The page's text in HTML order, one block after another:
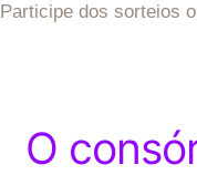
Participe dos sorteios
O